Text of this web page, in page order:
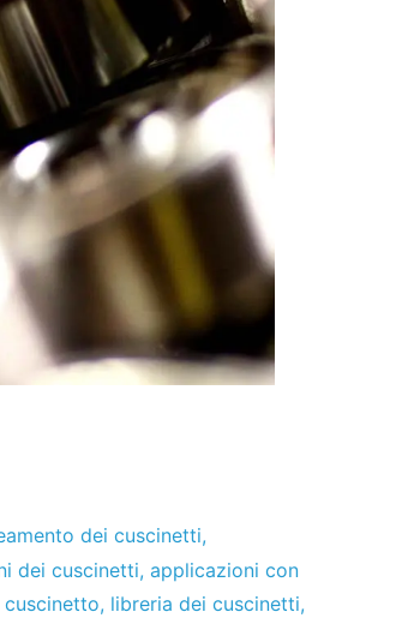
dei cuscinetti,
dei cuscinetti, applicazioni con
cuscinetto, libreria dei cuscinetti,